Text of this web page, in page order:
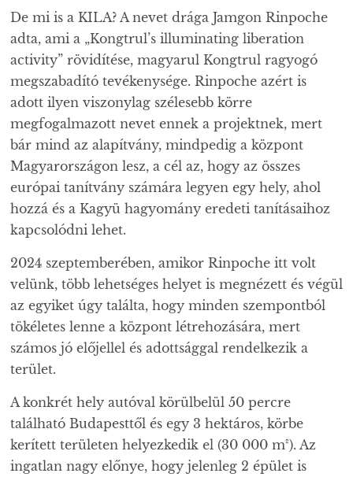
De mi is a KILA? A nevet drága Jamgon Rinpoche
adta, ami a „Kongtrul’s illuminating liberation
activity” rövidítése, magyarul Kongtrul ragyogó
megszabadító tevékenysége. Rinpoche azért is
adott ilyen viszonylag szélesebb körre
megfogalmazott nevet ennek a projektnek, mert
bár mind az alapítvány, mindpedig a központ
Magyarországon lesz, a cél az, hogy az összes
európai tanítvány számára legyen egy hely, ahol
hozzá és a Kagyü hagyomány eredeti tanításaihoz
kapcsolódni lehet.
2024 szeptemberében, amikor Rinpoche itt volt
velünk, több lehetséges helyet is megnézett és végül
az egyiket úgy találta, hogy minden szempontból
tökéletes lenne a központ létrehozására, mert
számos jó előjellel és adottsággal rendelkezik a
terület.
A konkrét hely autóval körülbelül 50 percre
található Budapesttől és egy 3 hektáros, körbe
kerített területen helyezkedik el (30 000 m²). Az
ingatlan nagy előnye, hogy jelenleg 2 épület is